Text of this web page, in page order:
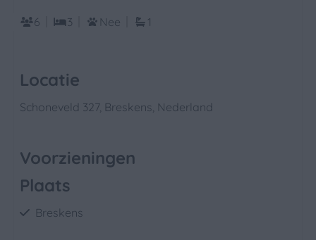
6 3 Nee 1
Locatie
Schoneveld 327, Breskens, Nederland
Voorzieningen
Plaats
Breskens